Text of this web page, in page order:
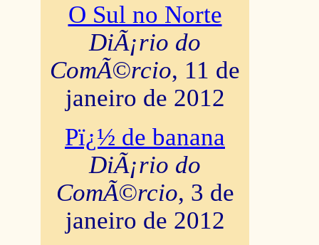
O Sul no Norte
DiÃ¡rio do
ComÃ©rcio, 11 de
janeiro de 2012
Pï¿½ de banana
DiÃ¡rio do
ComÃ©rcio, 3 de
janeiro de 2012